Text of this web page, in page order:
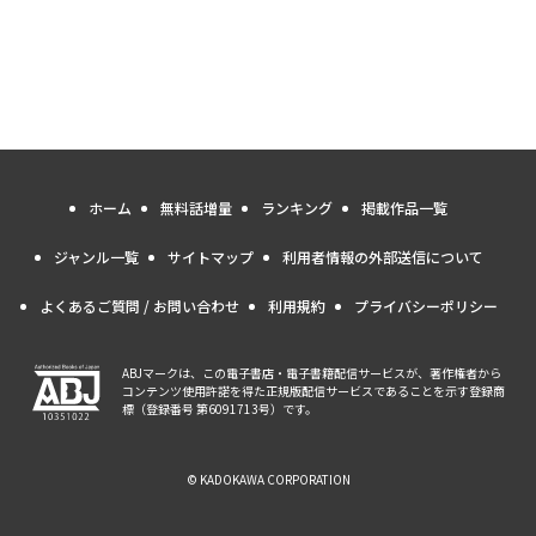
ホーム 無料話増量 ランキング 掲載作品一覧
ジャンル一覧 サイトマップ 利用者情報の外部送信について
よくあるご質問 / お問い合わせ 利用規約 プライバシーポリシー
ABJマークは、この電子書店・電子書籍配信サービスが、著作権者から
コンテンツ使用許諾を得た正規版配信サービスであることを示す登録商
標（登録番号 第6091713号）です。
© KADOKAWA CORPORATION